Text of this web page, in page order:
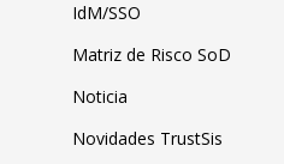
IdM/SSO
Matriz de Risco SoD
Noticia
Novidades TrustSis